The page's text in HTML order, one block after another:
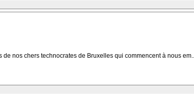
nos chers technocrates de Bruxelles qui commencent à nous